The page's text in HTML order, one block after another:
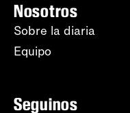
Nosotros
Sobre la diaria
Equipo
Seguinos